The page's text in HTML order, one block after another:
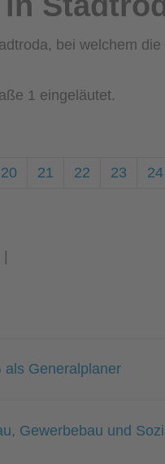
bei welchem
1 eingeläutet.
20 21 22 23 24
|
als Generalplaner